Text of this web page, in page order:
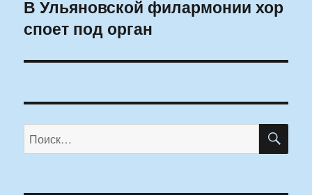
Следующая
запись:
В Ульяновской филармонии хор
споет под орган
Искать: